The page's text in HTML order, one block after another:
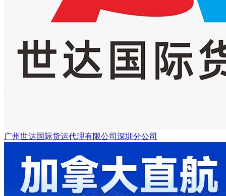
广州世达国际货运代理有限公司深圳分公司